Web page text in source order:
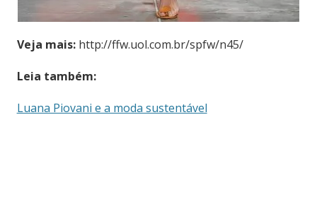
Veja mais:http://ffw.uol.com.br/spfw/n45/
Leia também:
Luana Piovani e a moda sustentável